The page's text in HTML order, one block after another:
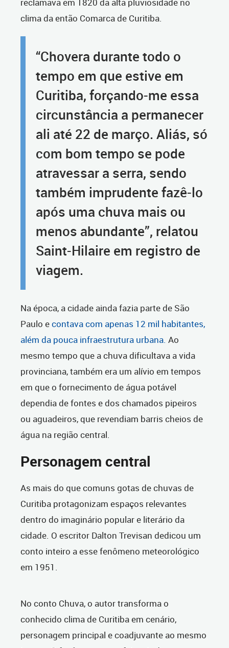
clima da então Comarca de Curitiba.
“Chovera durante todo o
tempo em que estive em
Curitiba, forçando-me essa
circunstância a permanecer
ali até 22 de março. Aliás, só
com bom tempo se pode
atravessar a serra, sendo
também imprudente fazê-lo
após uma chuva mais ou
menos abundante”, relatou
Saint-Hilaire em registro de
viagem.
Na época, a cidade ainda fazia parte de São
Paulo econtava com apenas 12 mil habitantes,
além da pouca infraestrutura urbana. Ao
mesmo tempo que a chuva dificultava a vida
provinciana, também era um alívio em tempos
em que o fornecimento de água potável
dependia de fontes e dos chamados pipeiros
ou aguadeiros, que revendiam barris cheios de
água na região central.
Personagem central
As mais do que comuns gotas de chuvas de
Curitiba protagonizam espaços relevantes
dentro do imaginário popular e literário da
cidade. O escritor Dalton Trevisan dedicou um
conto inteiro a esse fenômeno meteorológico
em 1951.
No conto Chuva, o autor transforma o
conhecido clima de Curitiba em cenário,
personagem principal e coadjuvante ao mesmo